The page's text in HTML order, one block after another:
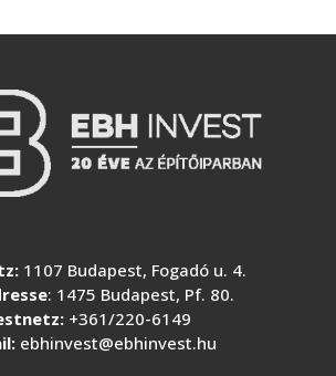
1107 Budapest, Fogadó u. 4.
: 1475 Budapest, Pf. 80.
+361/220-6149
ebhinvest@ebhinvest.hu